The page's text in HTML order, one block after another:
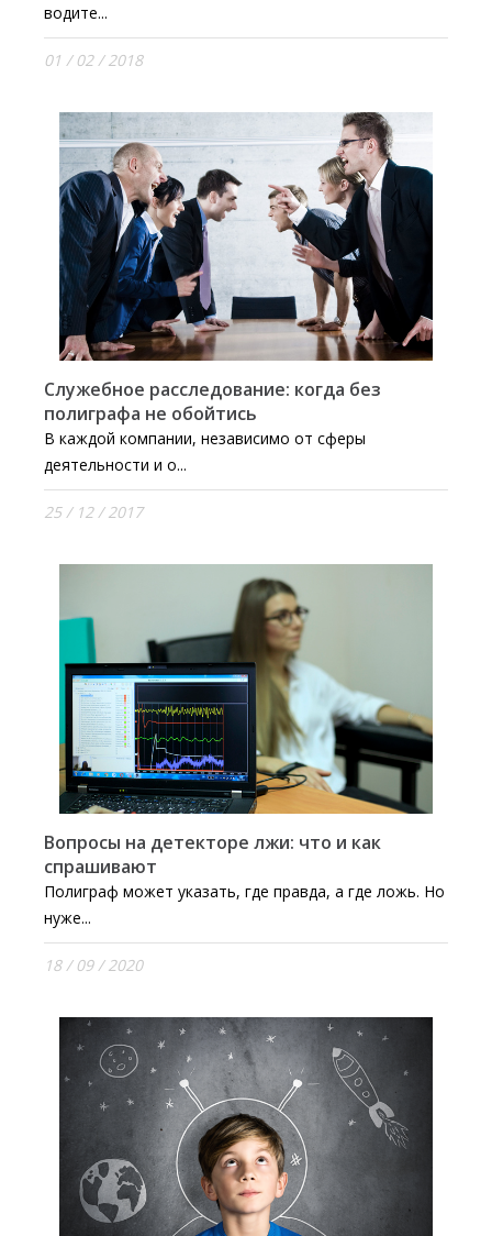
водите...
01 / 02 / 2018
Служебное расследование: когда без
полиграфа не обойтись
В каждой компании, независимо от сферы
деятельности и о...
25 / 12 / 2017
Вопросы на детекторе лжи: что и как
спрашивают
Полиграф может указать, где правда, а где ложь. Но
нуже...
18 / 09 / 2020